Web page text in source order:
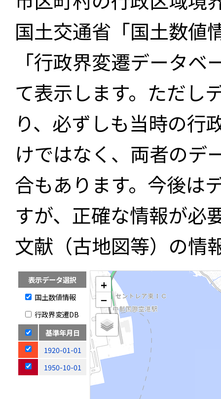
国土交通省「国土数値
「行政界変遷データ
て表示します。ただし
り、必ずしも当時の行
けではなく、両者のデ
合もあります。今後は
すが、正確な情報が必
文献（古地図等）の情
表示データ選択
国土数値情報
行政界変遷DB
基準年月日
1920-01-01
1950-10-01
+
−